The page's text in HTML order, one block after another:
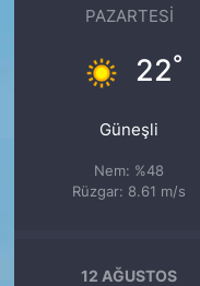
PAZARTESI
22°
Güneşli
Nem: %48
Rüzgar: 8.61 m/s
12 AĞUSTOS